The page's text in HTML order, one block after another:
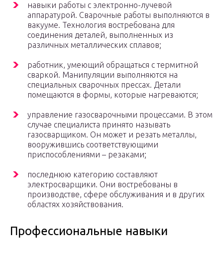
навыки работы с электронно-лучевой
аппаратурой. Сварочные работы выполняются в
вакууме. Технология востребована для
соединения деталей, выполненных из
различных металлических сплавов;
работник, умеющий обращаться с термитной
сваркой. Манипуляции выполняются на
специальных сварочных прессах. Детали
помещаются в формы, которые нагреваются;
управление газосварочными процессами. В этом
случае специалиста принято называть
газосварщиком. Он может и резать металлы,
вооружившись соответствующими
приспособлениями – резаками;
последнюю категорию составляют
электросварщики. Они востребованы в
производстве, сфере обслуживания и в других
областях хозяйствования.
Профессиональные навыки